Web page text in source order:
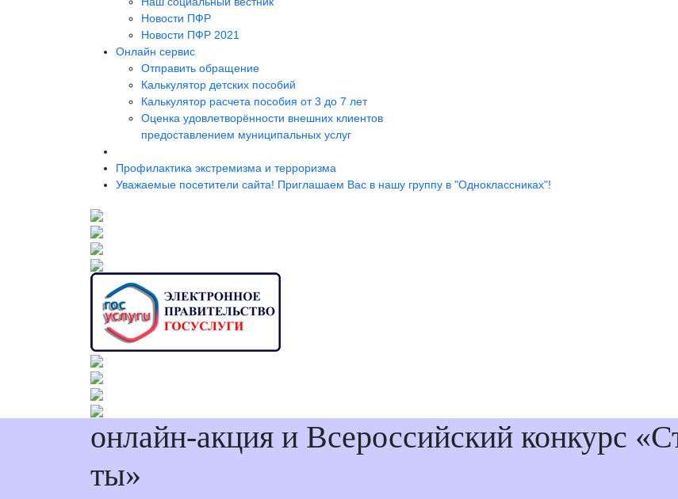
Новости ПФР
Новости ПФР 2021
Онлайн сервис
Отправить обращение
Калькулятор детских пособий
Калькулятор расчета пособия от 3 до 7 лет
Оценка удовлетворённости внешних клиентов
предоставлением муниципальных услуг
Профилактика экстремизма и терроризма
Уважаемые посетители сайта! Приглашаем Вас в нашу группу в "Одноклассниках"!
онлайн-акция и Всероссийский конкурс
ты»